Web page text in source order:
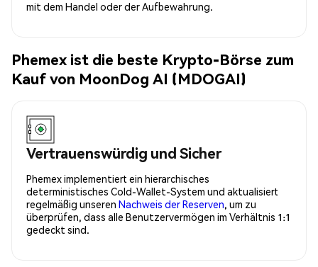
mit dem Handel oder der Aufbewahrung.
Phemex ist die beste Krypto-Börse zum
Kauf von MoonDog AI (MDOGAI)
Vertrauenswürdig und Sicher
Phemex implementiert ein hierarchisches
deterministisches Cold-Wallet-System und aktualisiert
regelmäßig unseren Nachweis der Reserven, um zu
überprüfen, dass alle Benutzervermögen im Verhältnis 1:1
gedeckt sind.